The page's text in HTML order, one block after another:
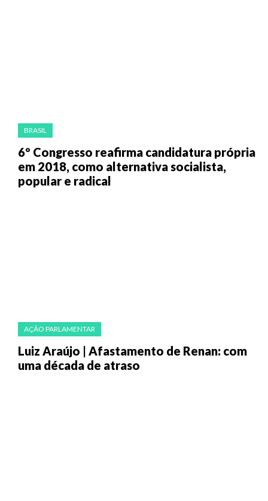
BRASIL
6º Congresso reafirma candidatura própria
em 2018, como alternativa socialista,
popular e radical
AÇÃO PARLAMENTAR
Luiz Araújo | Afastamento de Renan: com
uma década de atraso